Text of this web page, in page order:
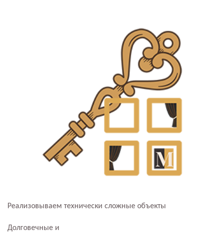
Реализовываем технически сложные объекты
Долговечные и